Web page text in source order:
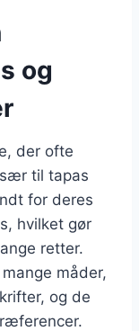
og
der ofte
til tapas
for deres
hvilket gør
retter.
måder,
og de